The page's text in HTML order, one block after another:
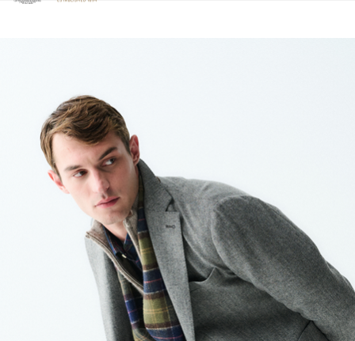
Klicken Sie hier, um unsere Barrierefreiheitserklärung